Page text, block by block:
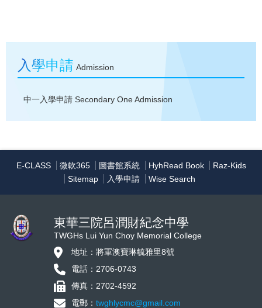
入學申請 Admission
中一入學申請 Secondary One Admission
E-CLASS 微軟365 圖書館系統 HyhRead Book
Raz-Kids
Sitemap
入學申請 Wise Search
東華三院呂潤財紀念中學
TWGHs Lui Yun Choy Memorial College
地址：將軍澳寶琳毓雅里8號
電話：2706-0743
傳真：2702-4592
電郵：twghlycmc@gmail.com